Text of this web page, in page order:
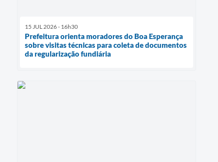
15 JUL 2026 - 16h30
Prefeitura orienta moradores do Boa Esperança
sobre visitas técnicas para coleta de documentos
da regularização fundiária